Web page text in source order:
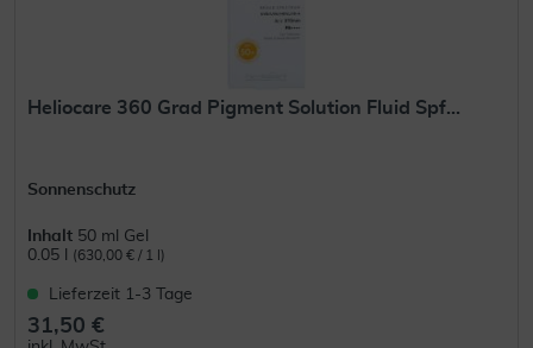
Heliocare 360 Grad Pigment Solution Fluid Spf...
Sonnenschutz
Inhalt 50 ml Gel
0.05 l
(630,00 € / 1 l)
Lieferzeit 1-3 Tage
31,50 €